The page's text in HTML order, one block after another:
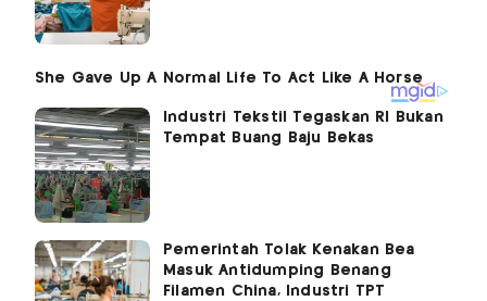
Industri Tekstil Tegaskan RI Bukan
Tempat Buang Baju Bekas
Pemerintah Tolak Kenakan Bea
Masuk Antidumping Benang
Filamen China, Industri TPT